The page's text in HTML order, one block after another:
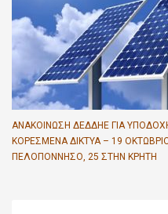
ΑΝΑΚΟΊΝΩΣΗ ΔΕΔΔΗΕ ΓΙΑ
ΚΟΡΕΣΜΈΝΑ ΔΊΚΤΥΑ – 19
ΠΕΛΟΠΌΝΝΗΣΟ, 25 ΣΤΗΝ ΚΡΉΤΗ